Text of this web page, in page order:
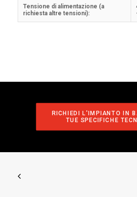
Tensione di alimentazione (a
richiesta altre tensioni):
RICHIEDI L'IMPIANTO IN
TUE SPECIFICHE